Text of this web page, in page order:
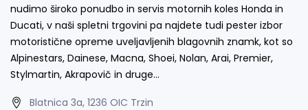
nudimo široko ponudbo in servis motornih koles Honda in
Ducati, v naši spletni trgovini pa najdete tudi pester izbor
motoristične opreme uveljavljenih blagovnih znamk, kot so
Alpinestars, Dainese, Macna, Shoei, Nolan, Arai, Premier,
Stylmartin, Akrapovič in druge…
Blatnica 3a, 1236 OIC Trzin